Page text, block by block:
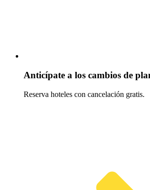
Anticípate a los cambios de
Reserva hoteles con cancelación gratis.